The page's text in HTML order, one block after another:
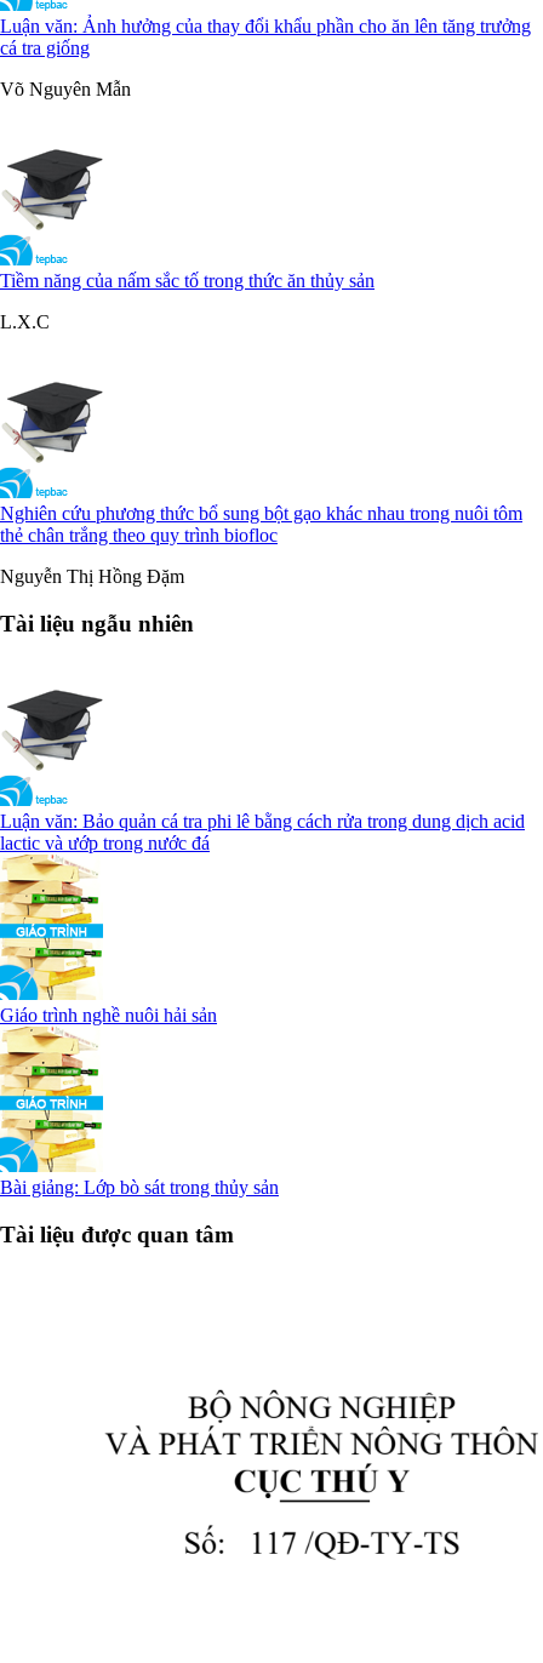
Luận văn: Ảnh hưởng của thay đổi khẩu phần cho ăn lên tăng trưởng
cá tra giống
Võ Nguyên Mẫn
Tiềm năng của nấm sắc tố trong thức ăn thủy sản
L.X.C
Nghiên cứu phương thức bổ sung bột gạo khác nhau trong nuôi tôm
thẻ chân trắng theo quy trình biofloc
Nguyễn Thị Hồng Đặm
Tài liệu ngẫu nhiên
Luận văn: Bảo quản cá tra phi lê bằng cách rửa trong dung dịch acid
lactic và ướp trong nước đá
Giáo trình nghề nuôi hải sản
Bài giảng: Lớp bò sát trong thủy sản
Tài liệu được quan tâm